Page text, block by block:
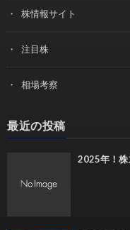
株情報サイト
注目株
相場考察
最近の投稿
2025年！株